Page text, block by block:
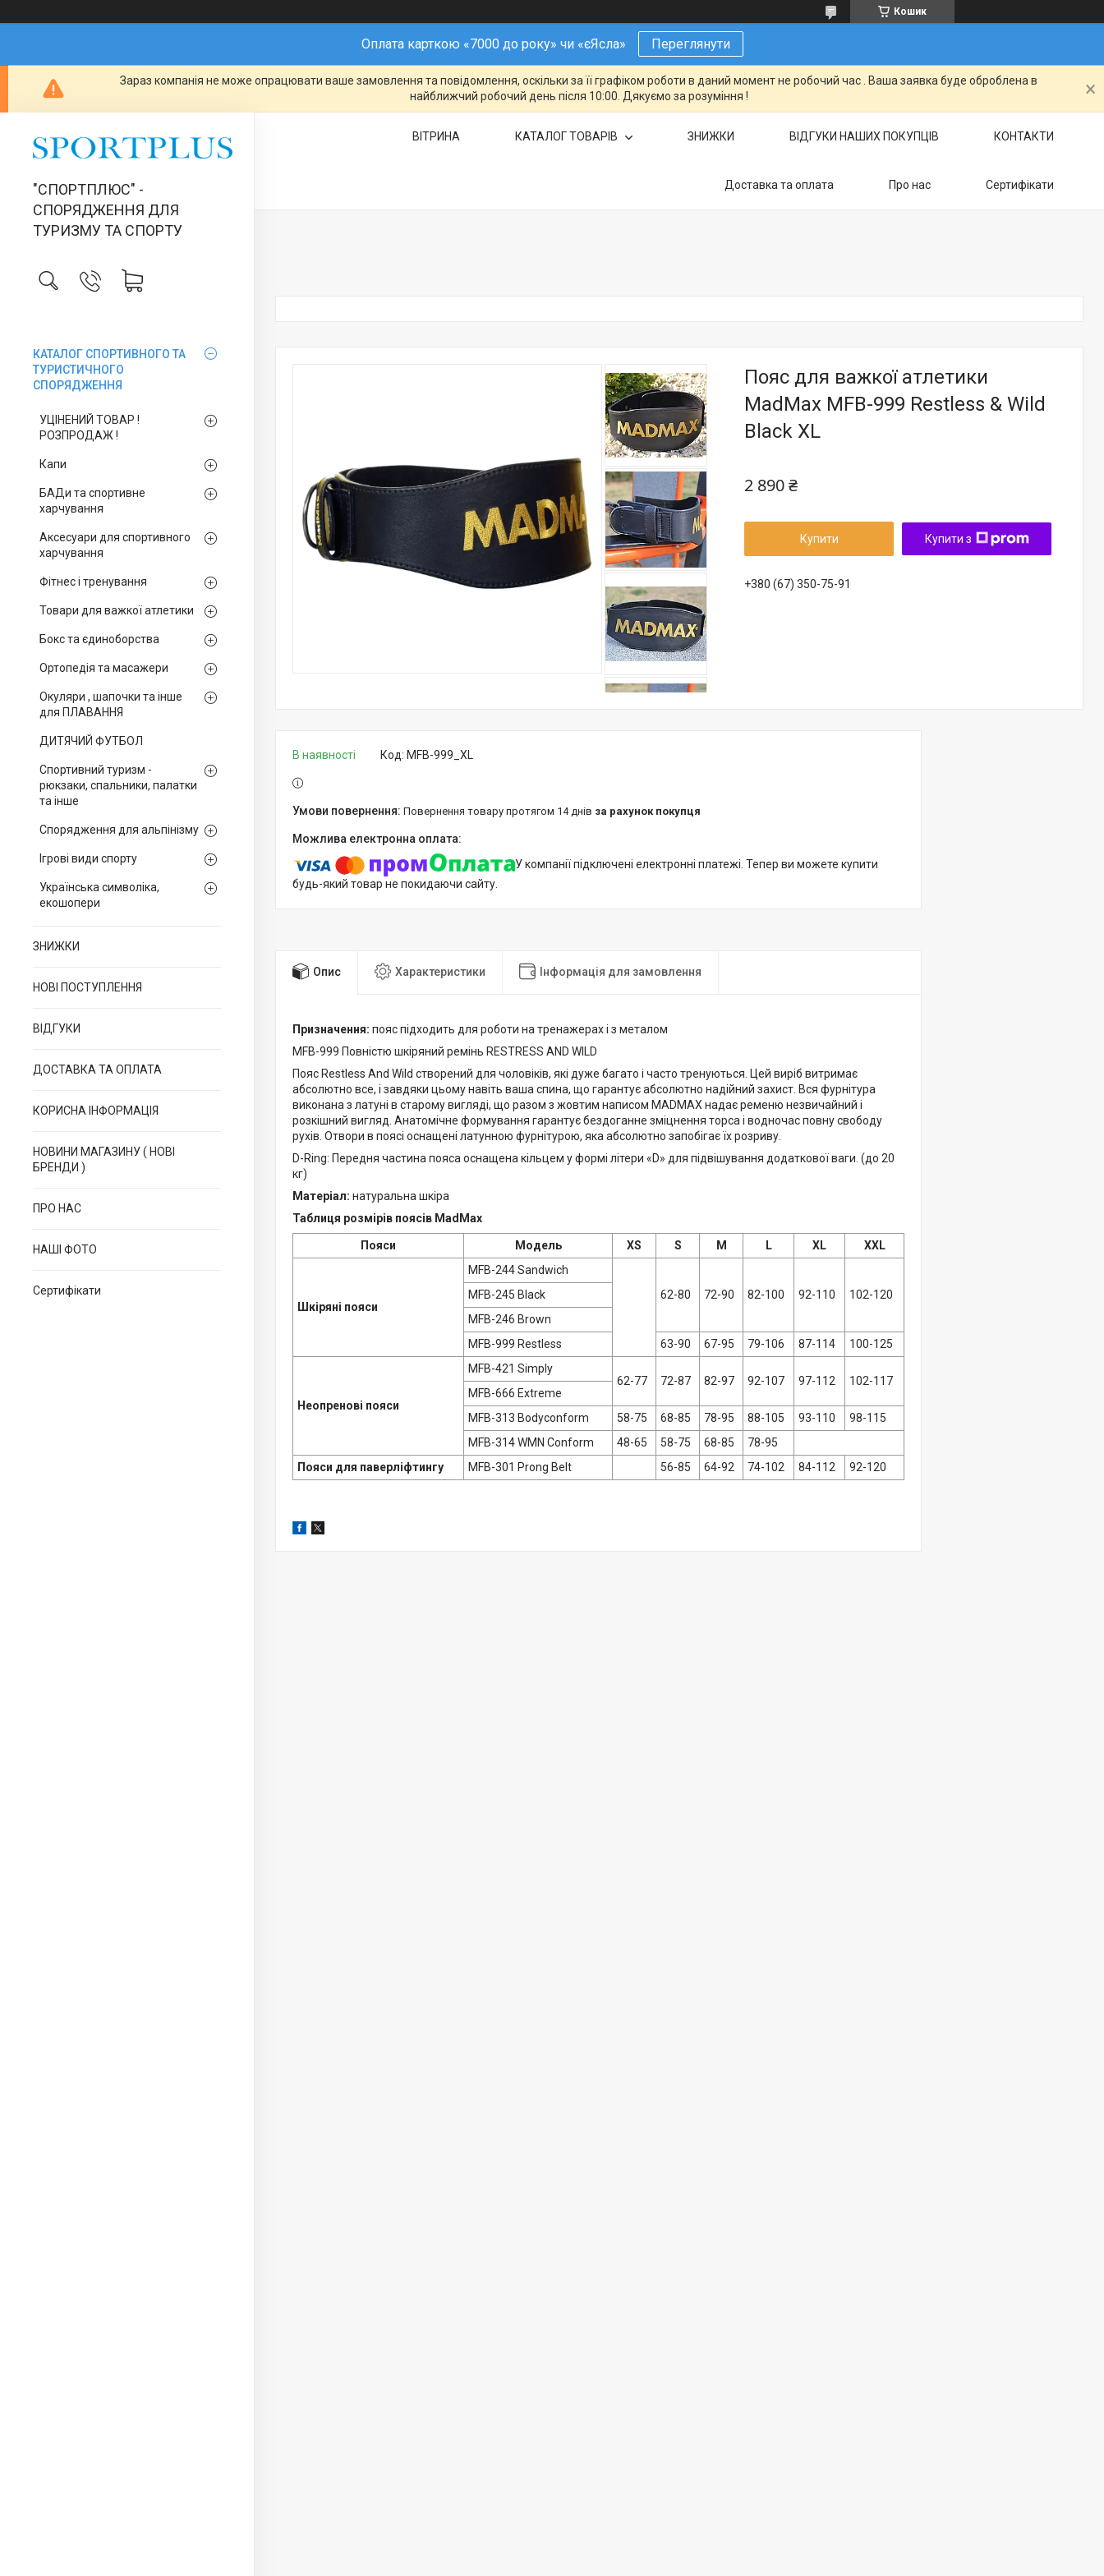
Кошик
Оплата карткою «7000 до року» чи «єЯсла» Переглянути
Зараз компанія не може опрацювати ваше замовлення та повідомлення, оскільки за її графіком роботи в даний момент не робочий час . Ваша заявка буде оброблена в
найближчий робочий день після 10:00. Дякуємо за розуміння !
"СПОРТПЛЮС" -
СПОРЯДЖЕННЯ ДЛЯ
ТУРИЗМУ ТА СПОРТУ
КАТАЛОГ СПОРТИВНОГО ТА
ТУРИСТИЧНОГО
СПОРЯДЖЕННЯ
УЦІНЕНИЙ ТОВАР !
РОЗПРОДАЖ !
Капи
БАДи та спортивне
харчування
Аксесуари для спортивного
харчування
Фітнес і тренування
Товари для важкої атлетики
Бокс та єдиноборства
Ортопедія та масажери
Окуляри , шапочки та інше
для ПЛАВАННЯ
ДИТЯЧИЙ ФУТБОЛ
Спортивний туризм -
рюкзаки, спальники, палатки
та інше
Спорядження для альпінізму
Ігрові види спорту
Українська символіка,
екошопери
ЗНИЖКИ
НОВІ ПОСТУПЛЕННЯ
ВІДГУКИ
ДОСТАВКА ТА ОПЛАТА
КОРИСНА ІНФОРМАЦІЯ
НОВИНИ МАГАЗИНУ ( НОВІ
БРЕНДИ )
ПРО НАС
НАШІ ФОТО
Сертифікати
ВІТРИНА КАТАЛОГ ТОВАРІВ ЗНИЖКИ ВІДГУКИ НАШИХ ПОКУПЦІВ КОНТАКТИ
Доставка та оплата Про нас Сертифікати
Пояс для важкої атлетики
MadMax MFB-999 Restless & Wild
Black XL
2 890 ₴
Купити Купити з
+380 (67) 350-75-91
В наявності Код: MFB-999_XL
повернення товару протягом 14 днів за рахунок покупця
У компанії підключені електронні платежі. Тепер ви можете купити
будь-який товар не покидаючи сайту.
Опис Характеристики Інформація для замовлення
Призначення: пояс підходить для роботи на тренажерах і з металом
MFB-999 Повністю шкіряний ремінь RESTRESS AND WILD
Пояс Restless And Wild створений для чоловіків, які дуже багато і часто тренуються. Цей виріб витримає
абсолютно все, і завдяки цьому навіть ваша спина, що гарантує абсолютно надійний захист. Вся фурнітура
виконана з латуні в старому вигляді, що разом з жовтим написом MADMAX надає ременю незвичайний і
розкішний вигляд. Анатомічне формування гарантує бездоганне зміцнення торса і водночас повну свободу
рухів. Отвори в поясі оснащені латунною фурнітурою, яка абсолютно запобігає їх розриву.
D-Ring: Передня частина пояса оснащена кільцем у формі літери «D» для підвішування додаткової ваги. (до 20
кг)
Матеріал: натуральна шкіра
Таблиця розмірів поясів MadMax
Пояси Модель XS S M L XL XXL
Шкіряні пояси
MFB-244 Sandwich
62-80
72-90 82-100 92-110 102-120
MFB-245 Black
MFB-246 Brown
MFB-999 Restless
63-90 67-95 79-106 87-114 100-125
Неопренові пояси
MFB-421 Simply
62-77
72-87 82-97 92-107 97-112
102-117
MFB-666 Extreme
MFB-313 Bodyconform
58-75 68-85 78-95 88-105 93-110
98-115
MFB-314 WMN Conform
48-65 58-75 68-85
78-95
Пояси для паверліфтингу
MFB-301 Prong Belt 56-85 64-92 74-102 84-112 92-120